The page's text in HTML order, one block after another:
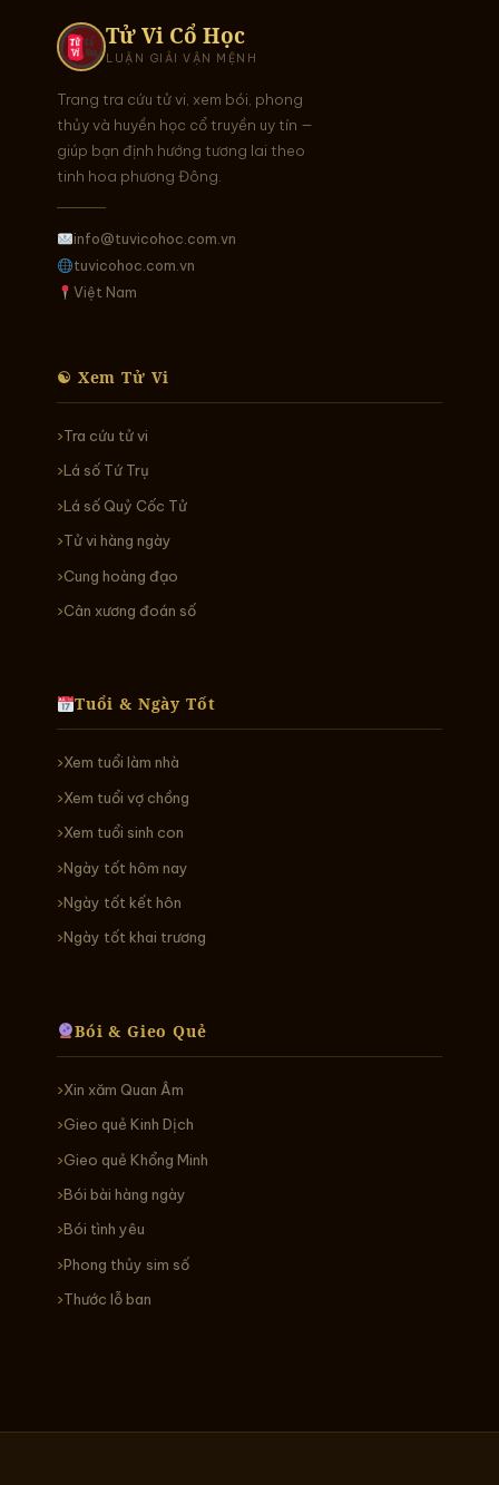
Tử Vi Cổ Học
LUẬN GIẢI VẬN MỆNH
Trang tra cứu tử vi, xem bói, phong
thủy và huyền học cổ truyền uy tín —
giúp bạn định hướng tương lai theo
tinh hoa phương Đông.
info@tuvicohoc.com.vn
tuvicohoc.com.vn
Việt Nam
☯ Xem Tử Vi
Tra cứu tử vi
Lá số Tứ Trụ
Lá số Quỷ Cốc Tử
Tử vi hàng ngày
Cung hoàng đạo
Cân xương đoán số
Tuổi & Ngày Tốt
Xem tuổi làm nhà
Xem tuổi vợ chồng
Xem tuổi sinh con
Ngày tốt hôm nay
Ngày tốt kết hôn
Ngày tốt khai trương
Bói & Gieo Quẻ
Xin xăm Quan Âm
Gieo quẻ Kinh Dịch
Gieo quẻ Khổng Minh
Bói bài hàng ngày
Bói tình yêu
Phong thủy sim số
Thước lỗ ban